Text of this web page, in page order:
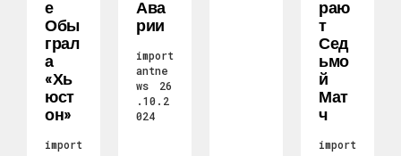
Е
Обы
Грал
А
«Хь
Юст
Он»
import
Ава
Рии
import
antne
ws
26
.10.2
024
Раю
Т
Сед
Ьмо
Й
Мат
Ч
import